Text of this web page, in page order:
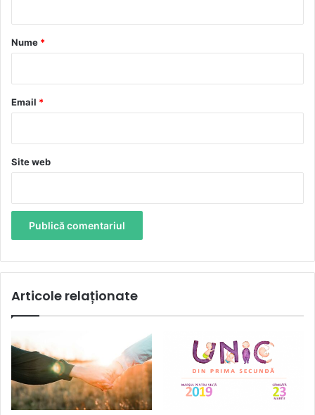
r
*
Nume *
Email *
Site web
Articole relaționate